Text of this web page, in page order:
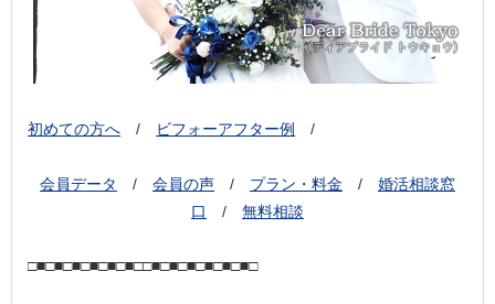
初めての方へ / ビフォーアフター例 /
会員データ / 会員の声 / プラン・料金 / 婚活相談窓
口
/ 無料相談
□■□■□■□■□■□■□□■□■□■□■□■□■□